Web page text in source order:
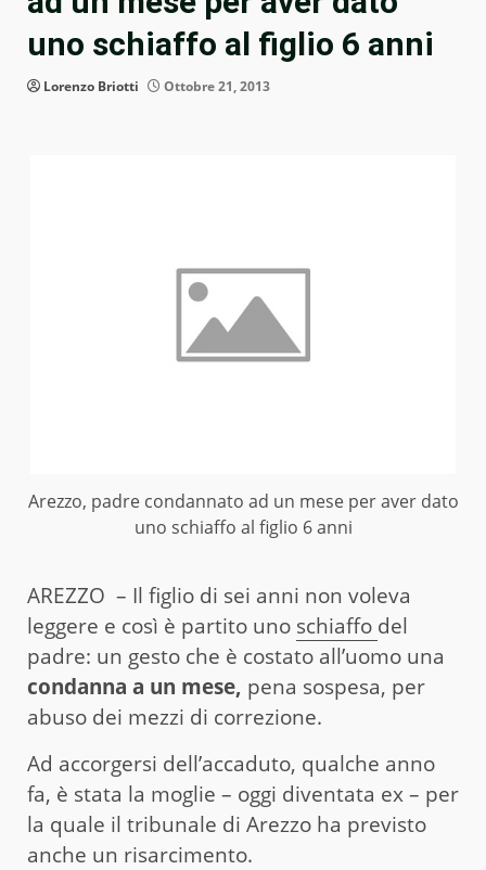
uno schiaffo al figlio 6 anni
Lorenzo Briotti Ottobre 21, 2013
Arezzo, padre condannato ad un mese per aver dato
uno schiaffo al figlio 6 anni
AREZZO – Il figlio di sei anni non voleva
leggere e così è partito uno schiaffo del
padre: un gesto che è costato all’uomo una
condanna a un mese, pena sospesa, per
abuso dei mezzi di correzione.
Ad accorgersi dell’accaduto, qualche anno
fa, è stata la moglie – oggi diventata ex – per
la quale il tribunale di Arezzo ha previsto
anche un risarcimento.